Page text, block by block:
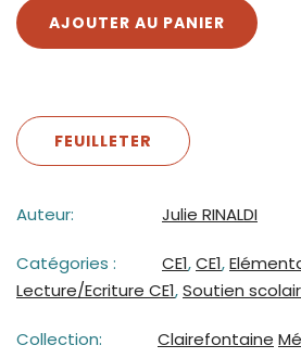
AJOUTER AU PANIER
FEUILLETER
Auteur: Julie RINALDI
Catégories : CE1,CE1,
Lecture/Ecriture CE1,Soutien
Collection: Clairefontaine